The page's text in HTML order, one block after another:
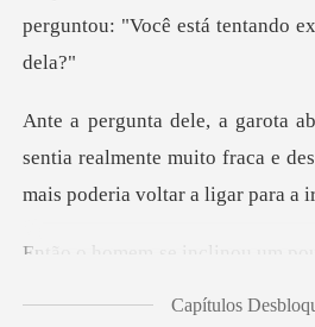
Loja
Sair
perguntou: "Você está t
sentia realmente muito fraca e
u um
Capítulos